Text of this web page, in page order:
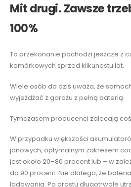
Mit drugi. Zawsze
100%
To przekonanie pochodzi jeszcze z
komórkowych sprzed kilkunastu lat.
Wiele osób do dziś uważa, że
wyjeżdżać z garażu z pełną baterią.
Tymczasem producenci zalecają
W przypadku większości
jonowych, optymalnym zakresem
jest około 20–80 procent lub – w
do 90 procent. Nie dlatego, że
ładowania. Po prostu długotrwałe